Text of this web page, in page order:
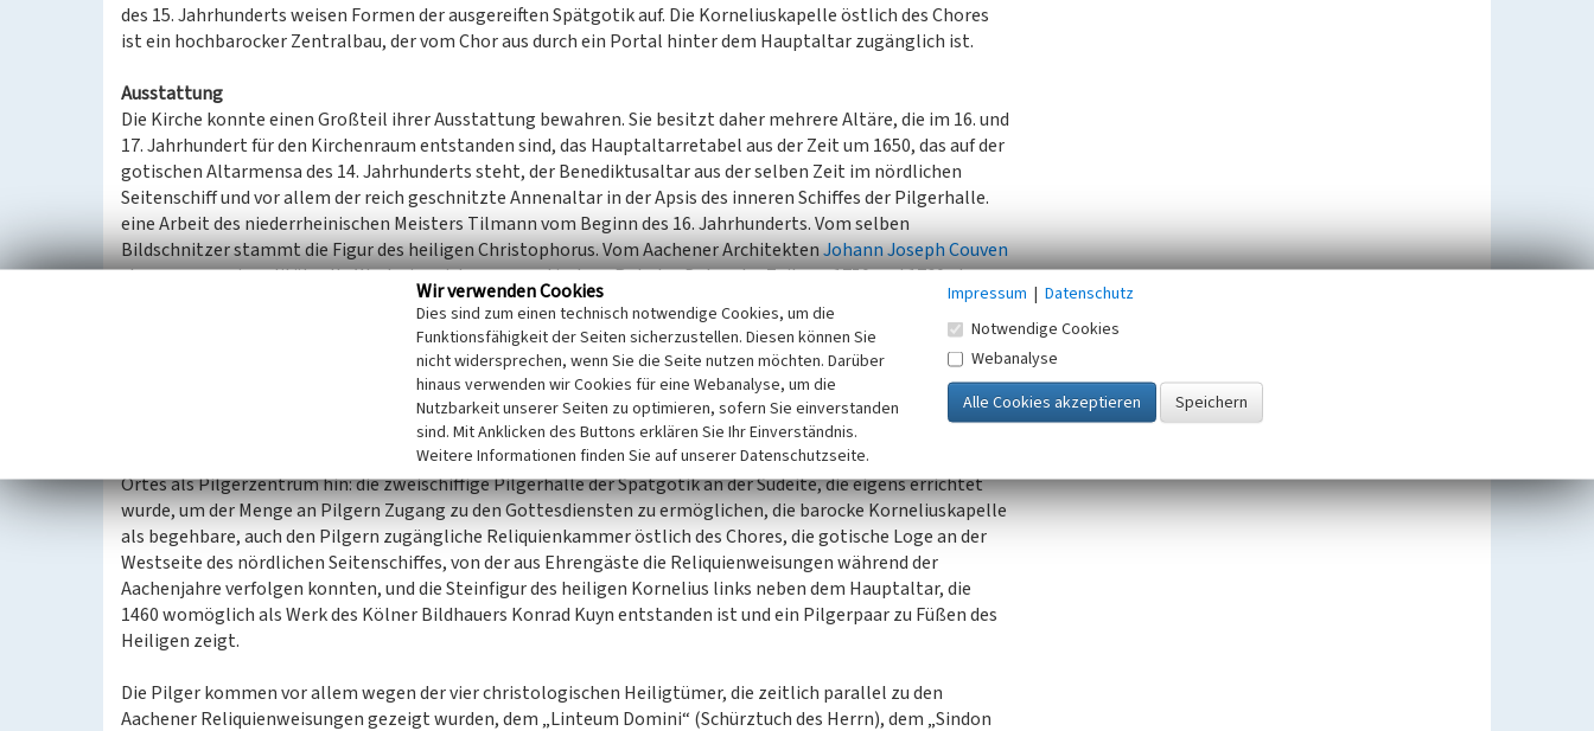
des 15. Jahrhunderts weisen Formen der ausgereiften Spätgotik auf. Die Korneliuskapelle östlich des Chores
ist ein hochbarocker Zentralbau, der vom Chor aus durch ein Portal hinter dem Hauptaltar zugänglich ist.
Ausstattung
Die Kirche konnte einen Großteil ihrer Ausstattung bewahren. Sie besitzt daher mehrere Altäre, die im 16. und
17. Jahrhundert für den Kirchenraum entstanden sind, das Hauptaltarretabel aus der Zeit um 1650, das auf der
gotischen Altarmensa des 14. Jahrhunderts steht, der Benediktusaltar aus der selben Zeit im nördlichen
Seitenschiff und vor allem der reich geschnitzte Annenaltar in der Apsis des inneren Schiffes der Pilgerhalle.
eine Arbeit des niederrheinischen Meisters Tilmann vom Beginn des 16. Jahrhunderts. Vom selben
Bildschnitzer stammt die Figur des heiligen Christophorus. Vom Aachener ArchitektenJohann Joseph Couven
stammen zwei qualitätvolle Werke in reich ornamentiertem Rokoko-Dekor der Zeit um 1750 und 1760, das
prächtige Tabernakel und die Kommunionbank.
Aufgrund seiner Nähe zu Aachen und der Vielzahl der in der Korneliuskapelle aufbewahrten Reliquien ist
Kornelimünster jener Ort, der nach Aachen während der im siebenjährigen Turnus stattfindenden
Heiligtumsfahrt die meisten Pilger anzieht. Neben den Reliquien besitzen mehrere Bauteile und
Ausstattungsstücke der Kirche einen direkten Bezug zum Pilgerwesen und weisen auf die Bedeutung des
Ortes als Pilgerzentrum hin: die zweischiffige Pilgerhalle der Spätgotik an der Südeite, die eigens errichtet
wurde, um der Menge an Pilgern Zugang zu den Gottesdiensten zu ermöglichen, die barocke Korneliuskapelle
als begehbare, auch den Pilgern zugängliche Reliquienkammer östlich des Chores, die gotische Loge an der
Westseite des nördlichen Seitenschiffes, von der aus Ehrengäste die Reliquienweisungen während der
Aachenjahre verfolgen konnten, und die Steinfigur des heiligen Kornelius links neben dem Hauptaltar, die
1460 womöglich als Werk des Kölner Bildhauers Konrad Kuyn entstanden ist und ein Pilgerpaar zu Füßen des
Heiligen zeigt.
Die Pilger kommen vor allem wegen der vier christologischen Heiligtümer, die zeitlich parallel zu den
Aachener Reliquienweisungen gezeigt wurden, dem „Linteum Domini“ (Schürztuch des Herrn), dem „Sindon
Wir verwenden Cookies
Dies sind zum einen technisch notwendige Cookies, um die
Funktionsfähigkeit der Seiten sicherzustellen. Diesen können Sie
nicht widersprechen, wenn Sie die Seite nutzen möchten. Darüber
hinaus verwenden wir Cookies für eine Webanalyse, um die
Nutzbarkeit unserer Seiten zu optimieren, sofern Sie einverstanden
sind. Mit Anklicken des Buttons erklären Sie Ihr Einverständnis.
Weitere Informationen finden Sie auf unserer Datenschutzseite.
Impressum | Datenschutz
Notwendige Cookies
Webanalyse